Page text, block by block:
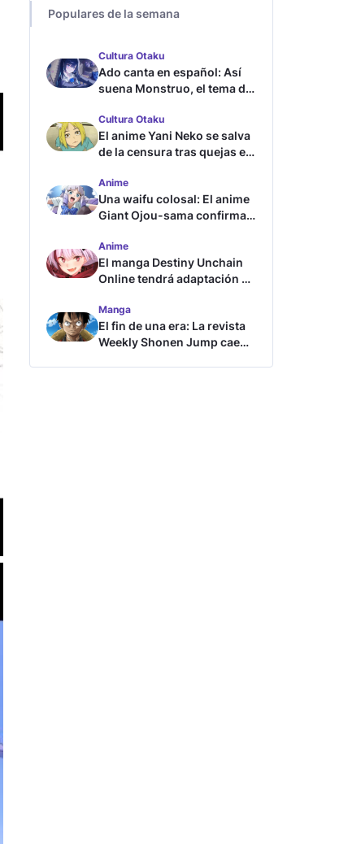
Populares de la semana
Cultura Otaku
Ado canta en español: Así
suena Monstruo, el tema de
Cultura Otaku
El anime Yani Neko se salva
de la censura tras quejas en
Anime
Una waifu colosal: El anime
Giant Ojou-sama confirma
Anime
El manga Destiny Unchain
Online tendrá adaptación al
Manga
El fin de una era: La revista
Weekly Shonen Jump cae